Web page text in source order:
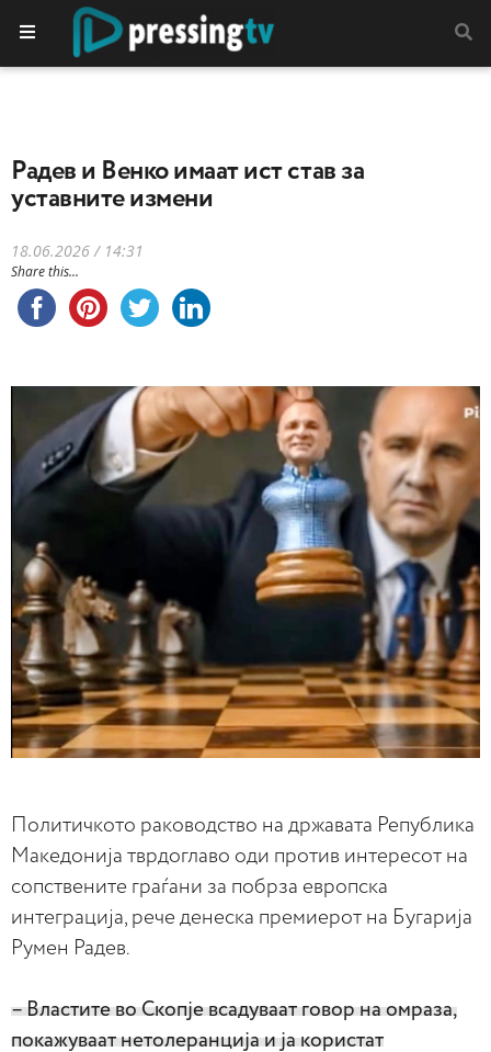
Радев и Венко имаат ист став за
уставните измени
18.06.2026 / 14:31
Share this...
Политичкото раководство на државата Република
Македонија тврдоглаво оди против интересот на
сопствените граѓани за побрза европска
интеграција, рече денеска премиерот на Бугарија
Румен Радев.
– Властите во Скопје всадуваат говор на омраза,
покажуваат нетолеранција и ја користат